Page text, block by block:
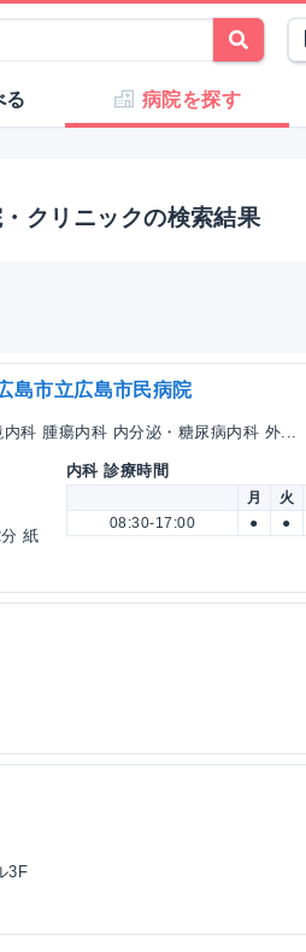
る 病院を探す
クリニックの検索結果
島市立広島市民病院
科 腫瘍内科 内分泌・糖尿病内科 外...
紙
内科 診療時間
月 火
08:30-17:00
● ●
3F